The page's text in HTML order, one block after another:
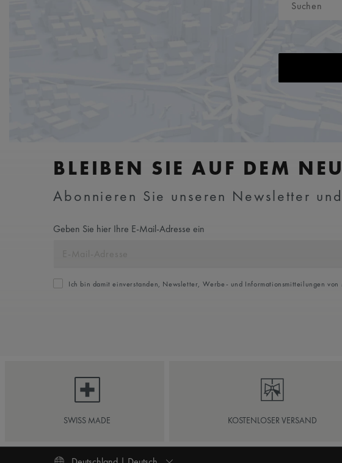
BLEIBEN SIE AUF DEM
Abonnieren Sie unseren Newsletter
Geben Sie hier Ihre E-Mail-Adresse ein
Ich bin damit einverstanden, Newsletter, Werbe- und Informationsmitteilungen
SWISS MADE KOSTENLOSER VERSAND